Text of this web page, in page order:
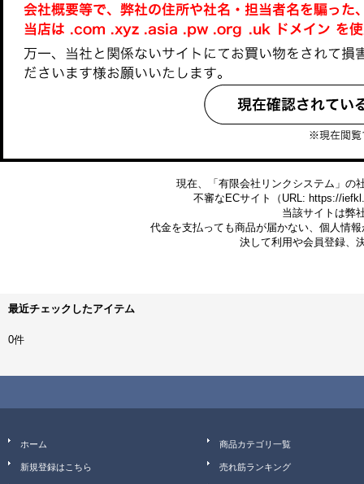
現在、「有限会社リンクシステム」の
不審なECサイト（URL: https://
当該サイトは弊
代金を支払っても商品が届かない、個人情
決して利用や会員登録、
最近チェックしたアイテム
0件
ホーム
新規登録はこちら
商品カテゴリ一覧
売れ筋ランキング